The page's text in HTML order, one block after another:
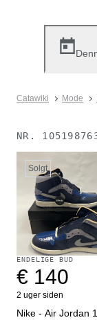
Catawiki Mode
NR.
Solgt
ENDELIGE BUD
€ 140
2 uger siden
Nike - Air Jordan